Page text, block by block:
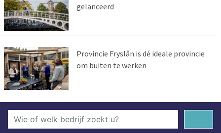
gelanceerd
Provincie Fryslân is dé ideale provincie
om buiten te werken